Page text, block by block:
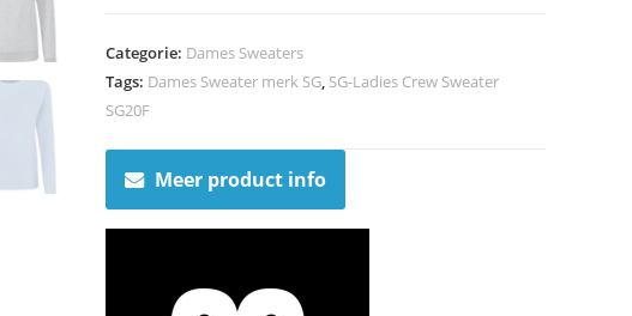
Categorie: Dames Sweaters
Tags: Dames Sweater merk SG, SG-Ladies Crew Sweater
SG20F
Meer product info